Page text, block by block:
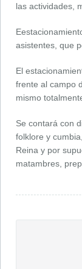
las actividades,
asistentes, que
El
frente al campo
mismo
Se contará con
folklore y
Reina y por
matambres,